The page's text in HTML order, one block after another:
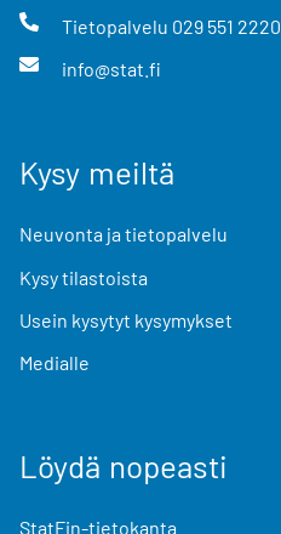
Tietopalvelu 029 551 2220
info@stat.fi
Kysy meiltä
Neuvonta ja tietopalvelu
Kysy tilastoista
Usein kysytyt kysymykset
Medialle
Löydä nopeasti
StatFin-tietokanta